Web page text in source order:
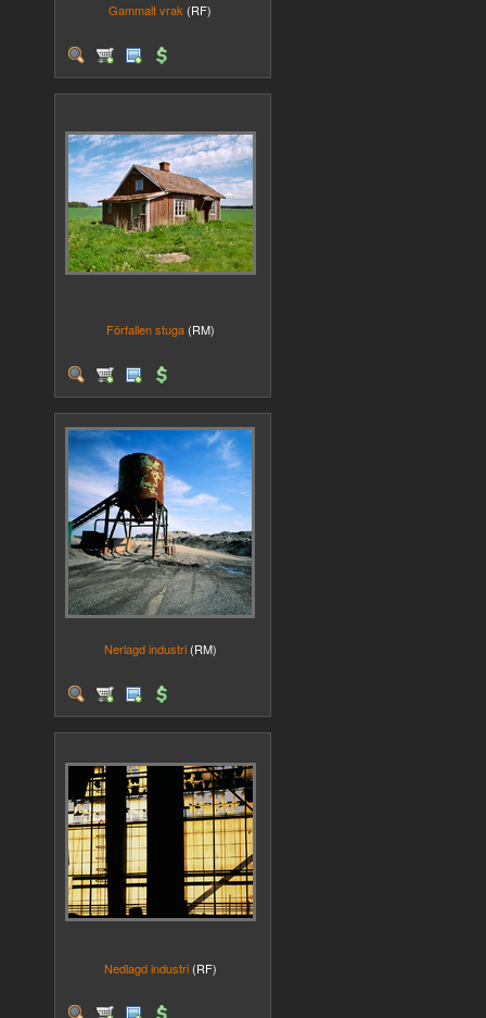
Gammalt vrak (RF)
Förfallen stuga (RM)
Nerlagd industri (RM)
Nedlagd industri (RF)